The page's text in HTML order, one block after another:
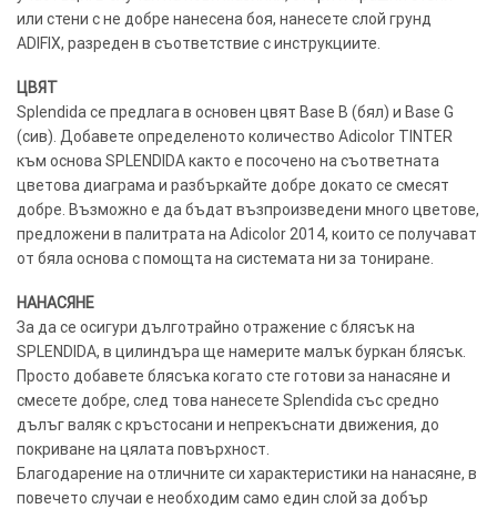
или стени с не добре нанесена боя, нанесете слой грунд
ADIFIX, разреден в съответствие с инструкциите.
ЦВЯТ
Splendida се предлага в основен цвят Base B (бял) и Base G
(сив). Добавете определеното количество Adicolor TINTER
към основа SPLENDIDA както е посочено на съответната
цветова диаграма и разбъркайте добре докато се смесят
добре. Възможно е да бъдат възпроизведени много цветове,
предложени в палитрата на Adicolor 2014, които се получават
от бяла основа с помощта на системата ни за тониране.
НАНАСЯНЕ
За да се осигури дълготрайно отражение с блясък на
SPLENDIDA, в цилиндъра ще намерите малък буркан блясък.
Просто добавете блясъка когато сте готови за нанасяне и
смесете добре, след това нанесете Splendida със средно
дълъг валяк с кръстосани и непрекъснати движения, до
покриване на цялата повърхност.
Благодарение на отличните си характеристики на нанасяне, в
повечето случаи е необходим само един слой за добър
Google